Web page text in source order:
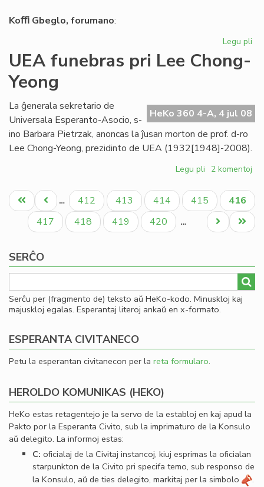
Koﬃ Gbeglo, forumano:
Legu pli
UEA funebras pri Lee Chong-
Yeong
HeKo 360 4-A, 4 jul 08
La ĝenerala sekretario de
Universala Esperanto-Asocio, s-
ino Barbara Pietrzak, anoncas la ĵusan morton de prof. d-ro
Lee Chong-Yeong, prezidinto de UEA (1932[1948]-2008).
Legu pli pri
funebras
pri
Lee
Chong-
2 komentoj
Pagination
Unua
paĝo
Antaŭa
paĝo
… Paĝo
412 Paĝo
413 Paĝo
414 Paĝo
415
Aktuala
paĝo
416
Paĝo
417 Paĝo
418 Paĝo
419 Paĝo
420 …
Last
page
Next
page
SERĈO
Serĉu per (fragmento de) teksto aŭ HeKo-kodo. Minuskloj kaj
majuskloj egalas. Esperantaj literoj ankaŭ en x-formato.
ESPERANTA CIVITANECO
Petu la esperantan civitanecon per la reta formularo.
HEROLDO KOMUNIKAS (HEKO)
HeKo estas retagentejo je la servo de la establoj en kaj apud la
Pakto por la Esperanta Civito, sub la imprimaturo de la Konsulo
aŭ delegito. La informoj estas:
C: oﬁcialaj de la Civitaj instancoj, kiuj esprimas la oﬁcialan
starpunkton de la Civito pri specifa temo, sub responso de
la Konsulo, aŭ de ties delegito, markitaj per la simbolo
.